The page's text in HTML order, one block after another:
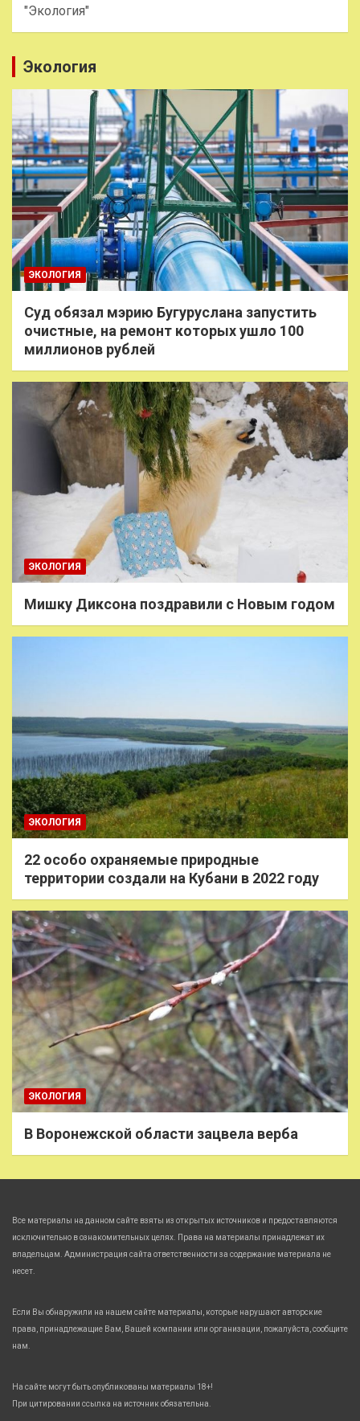
"Экология"
Экология
ЭКОЛОГИЯ
Суд обязал мэрию Бугуруслана запустить
очистные, на ремонт которых ушло 100
миллионов рублей
ЭКОЛОГИЯ
Мишку Диксона поздравили с Новым годом
ЭКОЛОГИЯ
22 особо охраняемые природные
территории создали на Кубани в 2022 году
ЭКОЛОГИЯ
В Воронежской области зацвела верба
Все материалы на данном сайте взяты из открытых источников и предоставляются
исключительно в ознакомительных целях. Права на материалы принадлежат их
владельцам. Администрация сайта ответственности за содержание материала не
несет.
Если Вы обнаружили на нашем сайте материалы, которые нарушают авторские
права, принадлежащие Вам, Вашей компании или организации, пожалуйста, сообщите
нам.
На сайте могут быть опубликованы материалы 18+!
При цитировании ссылка на источник обязательна.